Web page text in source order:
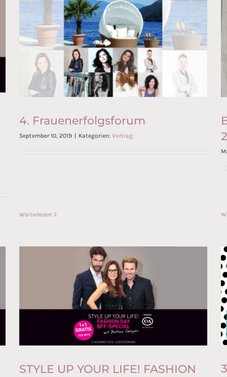
4. Frauenerfolgsforum
September 10, 2019 Kategorien: Vortrag
Weiterlesen
STYLE UP YOUR LIFE! FASHION